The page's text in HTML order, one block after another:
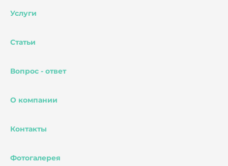
Услуги
Статьи
Вопрос - ответ
О компании
Контакты
Фотогалерея